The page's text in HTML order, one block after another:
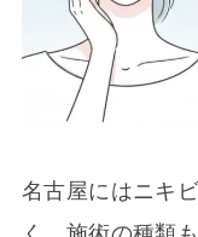
名古屋にはニキ